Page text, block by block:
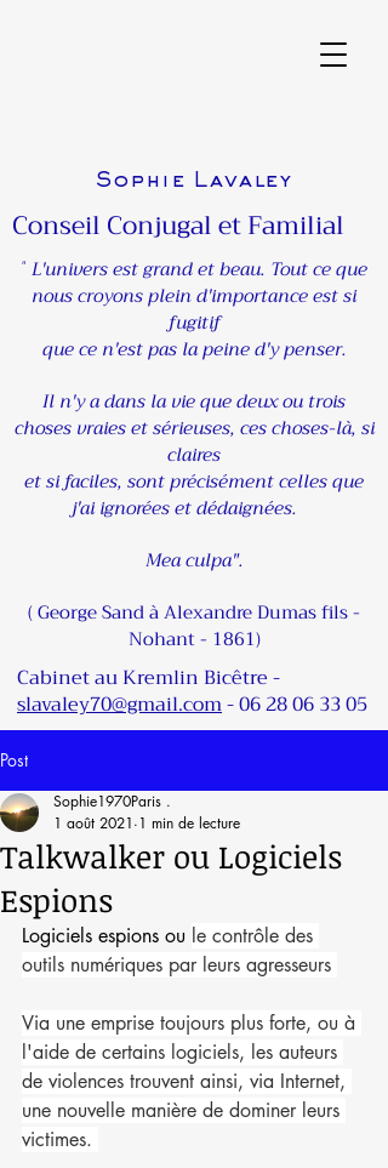
Sophie Lavaley
" L'univers est grand et beau. Tout ce que
nous croyons plein d'importance est si
fugitif
que ce n'est pas la peine d'y penser.
Il n'y a dans la vie que deux ou trois
choses vraies et sérieuses, ces choses-là, si
claires
et si faciles, sont précisément celles que
j'ai ignorées et dédaignées.
Mea culpa".
( George Sand à Alexandre Dumas fils -
Nohant - 1861)
Conseil Conjugal et Familial
Cabinet au Kremlin Bicêtre -
slavaley70@gmail.com-06 28 06 33 05
Post
Talkwalker ou Logiciels
Espions
Sophie1970Paris .
1 août 2021 1 min de lecture
Logiciels espions ou le contrôle des
outils numériques par leurs agresseurs
Via une emprise toujours plus forte, ou à
l'aide de certains logiciels, les auteurs
de violences trouvent ainsi, via Internet,
une nouvelle manière de dominer leurs
victimes.